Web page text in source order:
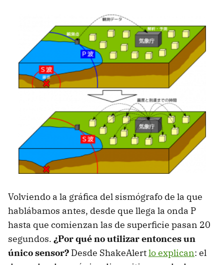
Volviendo a la gráfica del sismógrafo de la que
hablábamos antes, desde que llega la onda P
hasta que comienzan las de superficie pasan 20
segundos. ¿Por qué no utilizar entonces un
único sensor? Desde ShakeAlertlo explican: el